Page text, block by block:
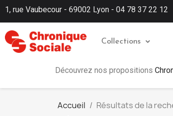
1, rue Vaubecour - 69002 Lyon - 04 78 37 22 12
Collections
Découvrez nos propositions
Accueil Résultats de la